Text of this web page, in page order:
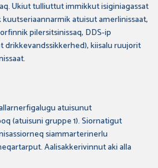
Ukiut tulliuttut immikkut isiginiagassat
atuisut amerlinissaat,
pilersitsinissaq, DDS-ip
kiisalu ruujorit
atuisunut
(atuisuni gruppe 1). Siornatigut
siammarterinerlu
Aalisakkerivinnut aki alla